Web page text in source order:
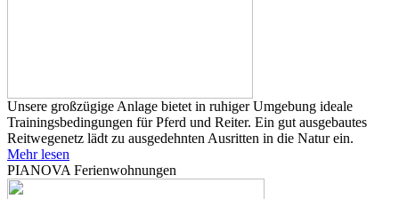
Unsere großzügige Anlage bietet in ruhiger Umgebung ideale
Trainingsbedingungen für Pferd und Reiter. Ein gut ausgebautes
Reitwegenetz lädt zu ausgedehnten Ausritten in die Natur ein.
Mehr lesen
PIANOVA Ferienwohnungen